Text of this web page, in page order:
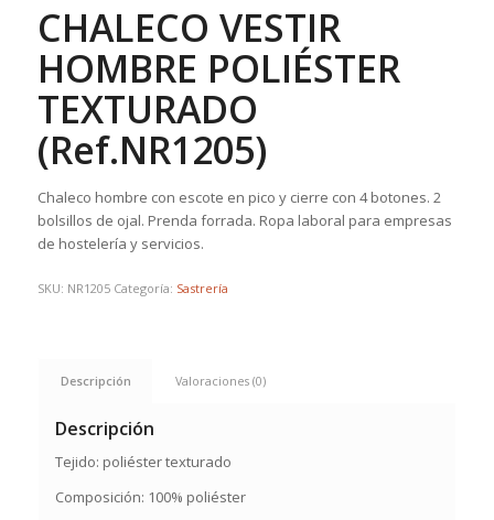
CHALECO VESTIR
HOMBRE POLIÉSTER
TEXTURADO
(Ref.NR1205)
Chaleco hombre con escote en pico y cierre con 4 botones. 2
bolsillos de ojal. Prenda forrada. Ropa laboral para empresas
de hostelería y servicios.
SKU: NR1205 Categoría: Sastrería
Descripción Valoraciones (0)
Descripción
Tejido: poliéster texturado
Composición: 100% poliéster